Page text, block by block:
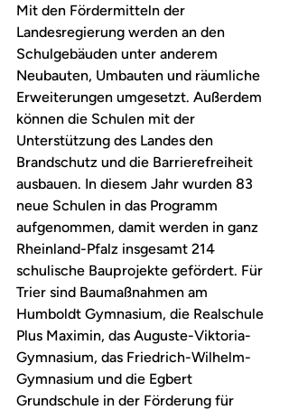
Mit den Fördermitteln der
Landesregierung werden an den
Schulgebäuden unter anderem
Neubauten, Umbauten und räumliche
Erweiterungen umgesetzt. Außerdem
können die Schulen mit der
Unterstützung des Landes den
Brandschutz und die Barrierefreiheit
ausbauen. In diesem Jahr wurden 83
neue Schulen in das Programm
aufgenommen, damit werden in ganz
Rheinland-Pfalz insgesamt 214
schulische Bauprojekte gefördert. Für
Trier sind Baumaßnahmen am
Humboldt Gymnasium, die Realschule
Plus Maximin, das Auguste-Viktoria-
Gymnasium, das Friedrich-Wilhelm-
Gymnasium und die Egbert
Grundschule in der Förderung für